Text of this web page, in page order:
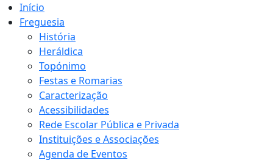
Início
Freguesia
História
Heráldica
Topónimo
Festas e Romarias
Caracterização
Acessibilidades
Rede Escolar Pública e Privada
Instituições e Associações
Agenda de Eventos